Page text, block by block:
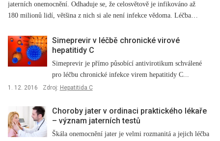
jaterních onemocnění. Odhaduje se, že celosvětově je infikováno až
180 milionů lidí, většina z nich si ale není infekce vědoma. Léčba
lepšímu pochopení patofyziologie nemoci a vývoji nových léků. V září
2016 byla vydána nová doporučení European Association for the Study
of the Liver (EASL), která se léčbě HCV podrobně věnují.
Simeprevir v léčbě chronické virové
hepatitidy C
Simeprevir je přímo působící antivirotikum schválené
pro léčbu chronické infekce virem hepatitidy C...
1. 12. 2016 Zdroj: Hepatitida C
Choroby jater v ordinaci praktického lékaře
–⁠ význam jaterních testů
Škála onemocnění jater je velmi rozmanitá a jejich léčba